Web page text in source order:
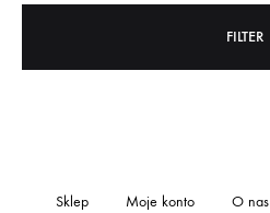
FILTER
Sklep Moje konto O nas